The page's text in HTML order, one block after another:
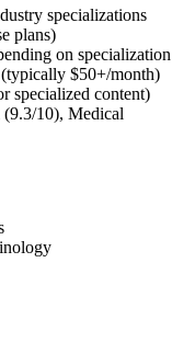
specializations
plans)
on specialization
$50+/month)
specialized content)
(9.3/10), Medical